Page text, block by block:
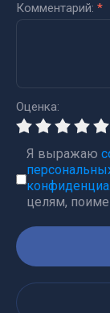
Комментарий: *
Оценка:
Я выражаю
целям,